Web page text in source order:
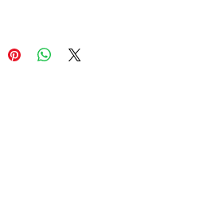
più unità, ti arriverà un unico pezzo multiplo di